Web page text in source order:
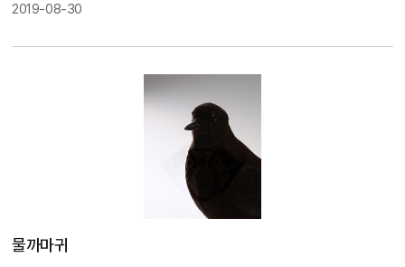
일반적인 양진이보다 마르고 날카로운 체형을 가지며, 부리는 짧고 두껍고
방에서 흔히 번식하는 텃새이나, 남부지방에서는 불규칙적으로 찾아오는 겨
울철새이기도 한 이 새는, 울창하지 않은 숲에 키 작은 나무를 좋아해 그 곳
에 둥지를 틀고 생활한다. 성격이 예민하고 경계심이 많은 편이라 원래는 사
람들 주변에서 서식하지 않았는데, 최근에는 서울을 포함한 경기도 주변의
도시에서 자주 목격되고, 그 개체 수 또한 상당한 것으로 조사되어 습성이 바
뀌고 있는지에 대한 연구가 활발하다고 한다.
allas) ?尾雀形似?拉斯朱雀因?色的?尾巴而得名。??拉斯朱雀相
比?型更?瘦?，喙短而厚。而且喙外部下面?窄。雄?眼睛和?子周?
呈?色，羽毛，耳?，?子?有黑褐色??。雌??有?色羽毛，整??褐
色，非常容易分辨，?音高亢，也做?物供人取?。 ??南部常?留?，
2019-08-30
물까마귀